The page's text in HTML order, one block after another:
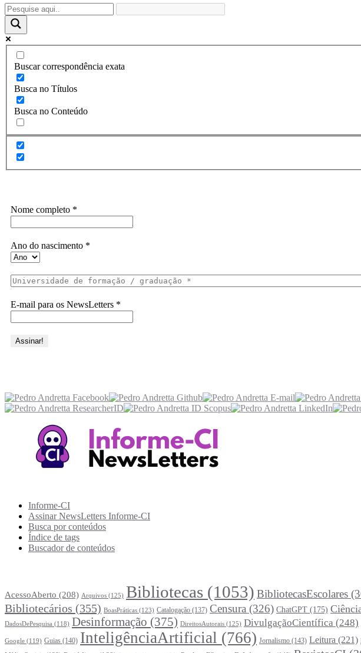
Buscar correspondência exata
Busca no Títulos
Busca no Conteúdo
Nome completo *
Ano do nascimento *
E-mail para os NewsLetters *
Informe-CI
Assinar NewsLetters Informe-CI
Busca por conteúdos
Índice de tags
Buscador de conteúdos
AcessoAberto (208) Arquivos (125) Bibliotecas (1053) BibliotecasEscolares
Bibliotecários (355) BoasPráticas (123) Catalogação (137) Censura (326) ChatGPT (175)
DadosDePesquisa (118) Desinformação (375) DireitosAutorais (125) DivulgaçãoCientífica (248)
Google (119) Guias (140) InteligênciaArtificial (766) Jornalismo (143) Leitura (221)